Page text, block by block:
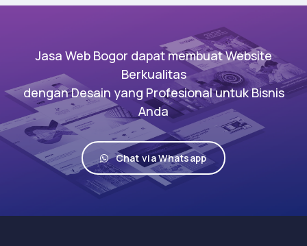
Jasa Web Bogor dapat membuat Website
Berkualitas
dengan Desain yang Profesional untuk Bisnis
Anda
Chat via Whatsapp